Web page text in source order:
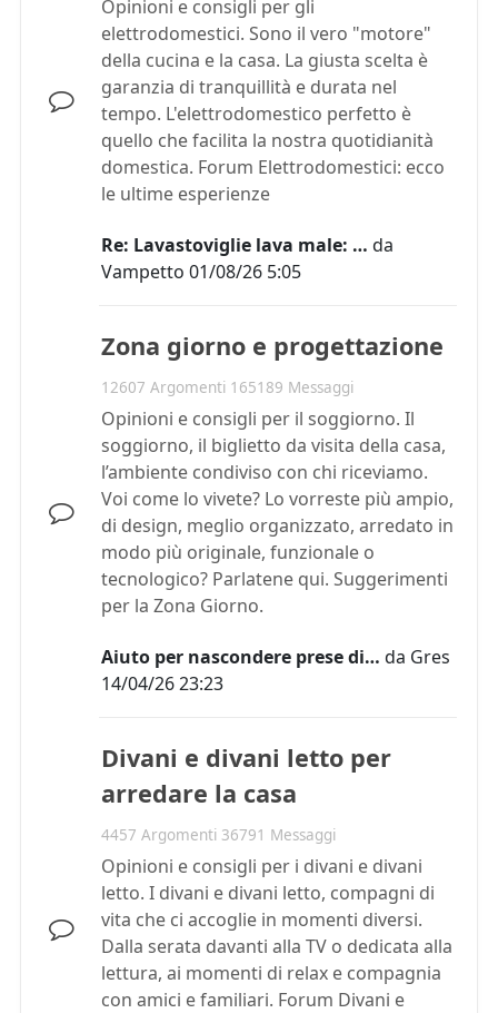
Opinioni e consigli per gli
elettrodomestici. Sono il vero "motore"
della cucina e la casa. La giusta scelta è
garanzia di tranquillità e durata nel
tempo. L'elettrodomestico perfetto è
quello che facilita la nostra quotidianità
domestica. Forum Elettrodomestici: ecco
le ultime esperienze
Re: Lavastoviglie lava male: … da
Vampetto 01/08/26 5:05
Zona giorno e progettazione
12607 Argomenti 165189 Messaggi
Opinioni e consigli per il soggiorno. Il
soggiorno, il biglietto da visita della casa,
l’ambiente condiviso con chi riceviamo.
Voi come lo vivete? Lo vorreste più ampio,
di design, meglio organizzato, arredato in
modo più originale, funzionale o
tecnologico? Parlatene qui. Suggerimenti
per la Zona Giorno.
Aiuto per nascondere prese di… da Gres
14/04/26 23:23
Divani e divani letto per
arredare la casa
4457 Argomenti 36791 Messaggi
Opinioni e consigli per i divani e divani
letto. I divani e divani letto, compagni di
vita che ci accoglie in momenti diversi.
Dalla serata davanti alla TV o dedicata alla
lettura, ai momenti di relax e compagnia
con amici e familiari. Forum Divani e